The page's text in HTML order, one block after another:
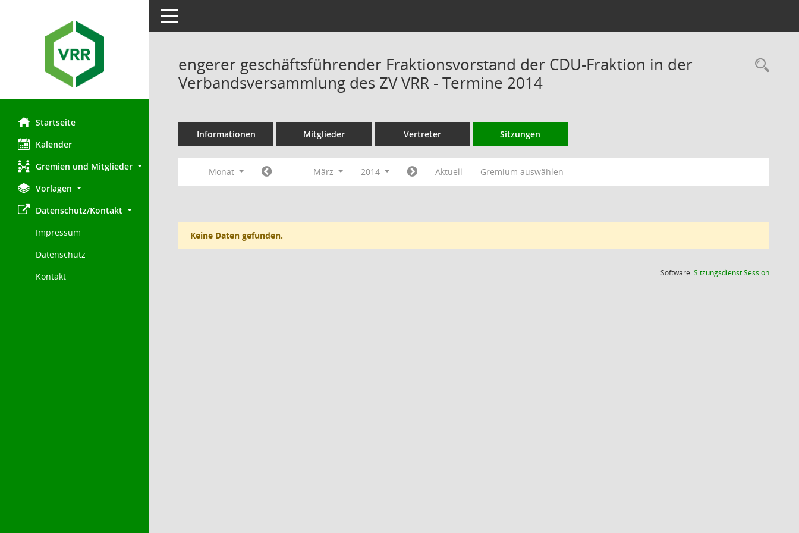
Startseite
Kalender
Gremien und Mitglieder
Vorlagen
Datenschutz/Kontakt
Impressum
Datenschutz
Kontakt
Toggle navigation
engerer geschäftsführender Fraktionsvorstand der CDU-Fraktion in der
Verbandsversammlung des ZV VRR - Termine 2014
Informationen Mitglieder Vertreter Sitzungen
Monat März 2014 Aktuell Gremium auswählen
Keine Daten gefunden.
Software:SitzungsdienstSession(Wird in